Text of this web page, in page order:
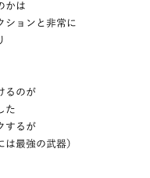
かは
ションと非常に
るのが
た
するが
最強の武器）